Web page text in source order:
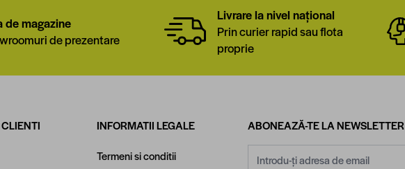
de magazine
de prezentare
Livrare la nivel național
Prin curier rapid sau flota
proprie
INFORMATII LEGALE
Termeni si conditii
ABONEAZĂ-TE LA NEWSLETTER